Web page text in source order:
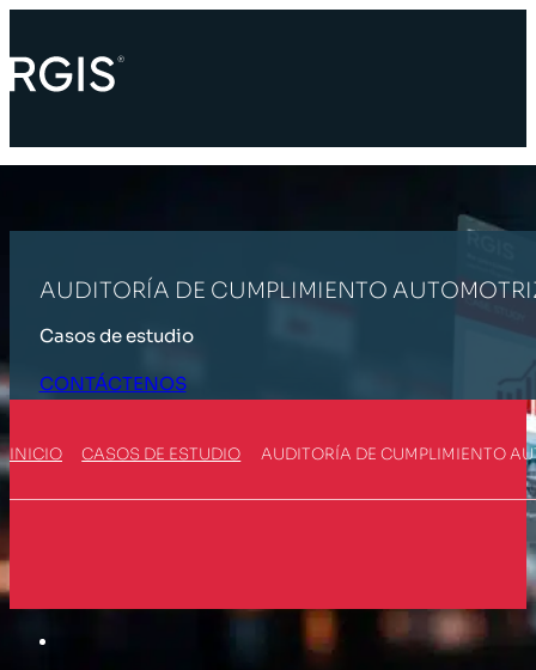
AUDITORÍA DE CUMPLIMIENTO
Casos de estudio
CONTÁCTENOS
INICIO CASOS DE ESTUDIO AUDITORÍA DE CUMPLIMIENTO